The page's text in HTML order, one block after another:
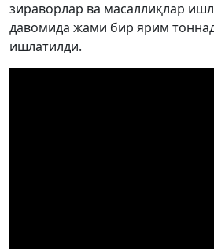
зираворлар ва масаллиқлар
давомида жами бир ярим
ишлатилди.